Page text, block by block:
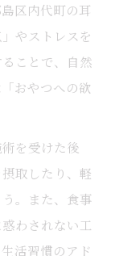
区内代町の耳
やストレスを
ことで、自然
おやつへの欲
を受けた後
取したり、軽
。また、食事
わされない工
活習慣のアド